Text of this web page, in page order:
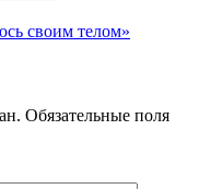
своим телом»
Обязательные поля